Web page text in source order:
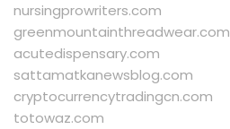
nursingprowriters.com
greenmountainthreadwear.com
acutedispensary.com
sattamatkanewsblog.com
cryptocurrencytradingcn.com
totowaz.com